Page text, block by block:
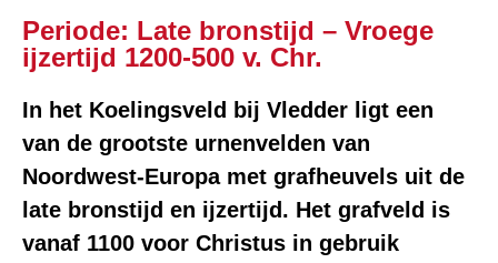
Periode: Late bronstijd – Vroege
ijzertijd 1200-500 v. Chr.
In het Koelingsveld bij Vledder ligt een
van de grootste urnenvelden van
Noordwest-Europa met grafheuvels uit de
late bronstijd en ijzertijd. Het grafveld is
vanaf 1100 voor Christus in gebruik